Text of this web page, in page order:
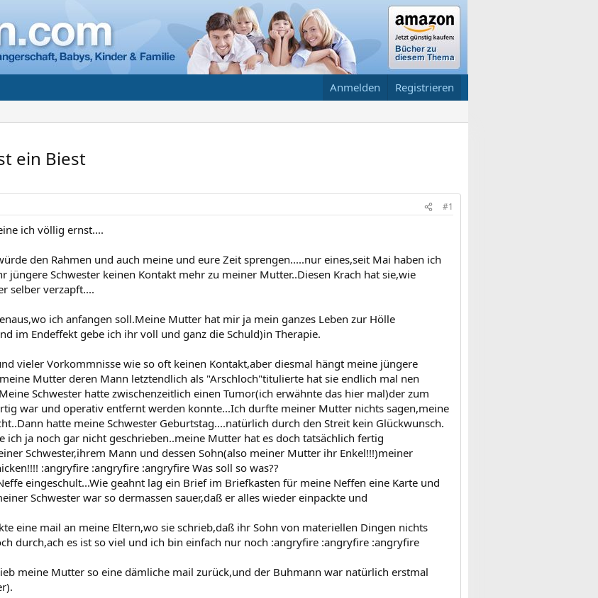
Anmelden Registrieren
ein Biest
#1
ich völlig ernst....
den Rahmen und auch meine und eure Zeit sprengen.....nur eines,seit Mai haben ich
jüngere Schwester keinen Kontakt mehr zu meiner Mutter..Diesen Krach hat sie,wie
selber verzapft....
ich anfangen soll.Meine Mutter hat mir ja mein ganzes Leben zur Hölle
im Endeffekt gebe ich ihr voll und ganz die Schuld)in Therapie.
vieler Vorkommnisse wie so oft keinen Kontakt,aber diesmal hängt meine jüngere
Mutter deren Mann letztendlich als "Arschloch"titulierte hat sie endlich mal nen
Schwester hatte zwischenzeitlich einen Tumor(ich erwähnte das hier mal)der zum
war und operativ entfernt werden konnte...Ich durfte meiner Mutter nichts sagen,meine
hatte meine Schwester Geburtstag....natürlich durch den Streit kein Glückwunsch.
ich ja noch gar nicht geschrieben..meine Mutter hat es doch tatsächlich fertig
Schwester,ihrem Mann und dessen Sohn(also meiner Mutter ihr Enkel!!!)meiner
:angryfire :angryfire :angryfire Was soll so was??
eingeschult...Wie geahnt lag ein Brief im Briefkasten für meine Neffen eine Karte und
Schwester war so dermassen sauer,daß er alles wieder einpackte und
eine mail an meine Eltern,wo sie schrieb,daß ihr Sohn von materiellen Dingen nichts
durch,ach es ist so viel und ich bin einfach nur noch :angryfire :angryfire :angryfire
meine Mutter so eine dämliche mail zurück,und der Buhmann war natürlich erstmal